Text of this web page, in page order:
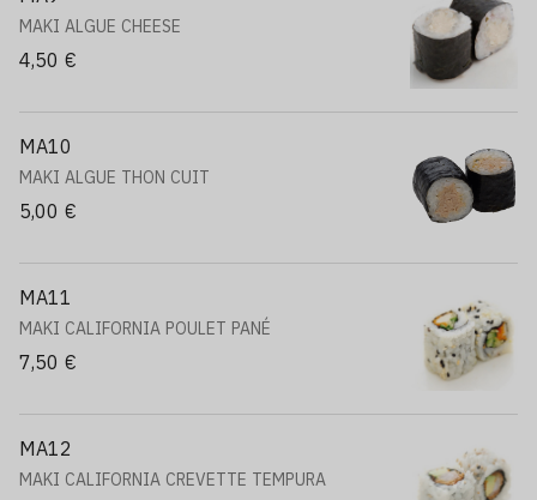
MAKI ALGUE CHEESE
4,50 €
MA10
MAKI ALGUE THON CUIT
5,00 €
MA11
MAKI CALIFORNIA POULET PANÉ
7,50 €
MA12
MAKI CALIFORNIA CREVETTE TEMPURA